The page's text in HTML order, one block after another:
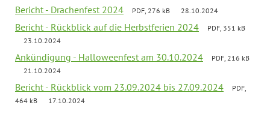
Bericht - Drachenfest 2024 PDF, 276 kB 28.10.2024
Bericht - Rückblick auf die Herbstferien 2024
PDF, 351 kB
23.10.2024
Ankündigung - Halloweenfest am 30.10.2024
PDF, 216 kB
21.10.2024
Bericht - Rückblick vom 23.09.2024 bis 27.09.2024
PDF,
464 kB
17.10.2024